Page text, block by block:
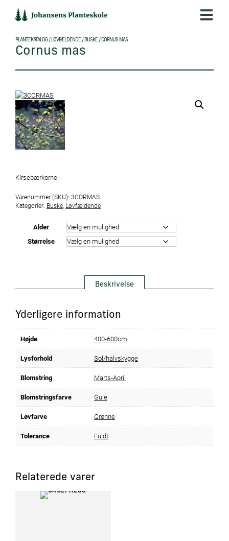
indholdet
PLANTEKATALOG/ LØVFÆLDENDE / BUSKE /CORNUS MAS
Cornus mas
Kirsebærkornel
Varenummer (SKU): 3CORMAS
Kategorier: Buske Løvfældende
Alder
Størrelse
Beskrivelse
Yderligere information
Højde 400-600cm
Lysforhold Sol/halvskygge
Blomstring Marts-April
Blomstringsfarve Gule
Løvfarve Grønne
Tolerance Fuldt
Relaterede varer